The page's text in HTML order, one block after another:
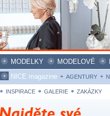
MODELKY MODELOVÉ
NICE magazine
AGENTURY
INSPIRACE GALERIE ZAKÁZKY